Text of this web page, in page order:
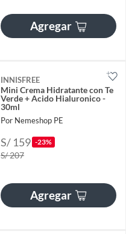
Agregar
INNISFREE
Mini Crema Hidratante con Te
Verde + Acido Hialuronico -
30ml
Por Nemeshop PE
S/ 159 -23%
S/ 207
Agregar